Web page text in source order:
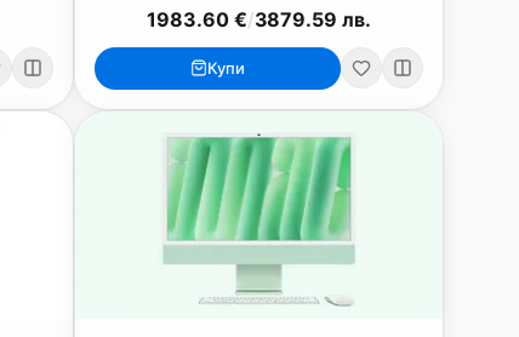
1983.60 €/3879.59 лв.
Купи